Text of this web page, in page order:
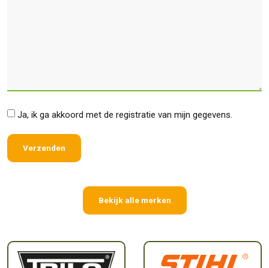
* Ja, ik ga akkoord met de registratie van mijn gegevens.
Bekijk alle merken